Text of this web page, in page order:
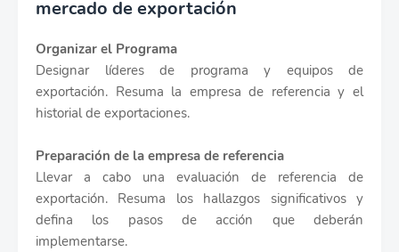
mercado de exportación
Organizar el Programa
Designar líderes de programa y equipos de
exportación. Resuma la empresa de referencia y el
historial de exportaciones.
Preparación de la empresa de referencia
Llevar a cabo una evaluación de referencia de
exportación. Resuma los hallazgos significativos y
defina los pasos de acción que deberán
implementarse.